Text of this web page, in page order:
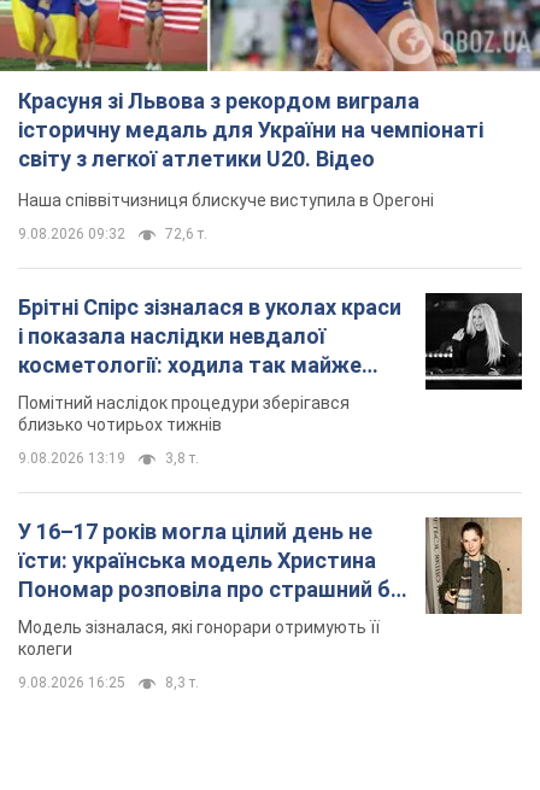
Красуня зі Львова з рекордом виграла
історичну медаль для України на чемпіонаті
світу з легкої атлетики U20. Відео
Наша співвітчизниця блискуче виступила в Орегоні
9.08.2026 09:32 72,6 т.
Брітні Спірс зізналася в уколах краси
і показала наслідки невдалої
косметології: ходила так майже
місяць
Помітний наслідок процедури зберігався
близько чотирьох тижнів
9.08.2026 13:19 3,8 т.
У 16–17 років могла цілий день не
їсти: українська модель Христина
Пономар розповіла про страшний бік
модельної кар’єри
Модель зізналася, які гонорари отримують її
колеги
9.08.2026 16:25 8,3 т.